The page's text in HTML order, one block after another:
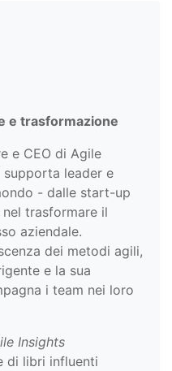
e trasformazione
e CEO di Agile
leader e
- dalle start-up
trasformare il
aziendale.
dei metodi agili,
e la sua
i team nei loro
Insights
di libri influenti